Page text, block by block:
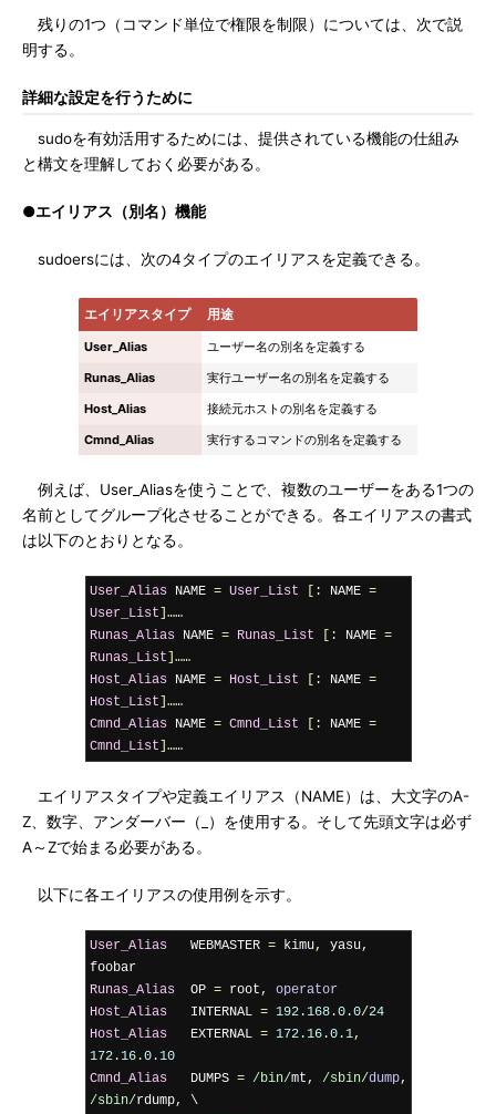
残りの1つ（コマンド単位で権限を制限）については、次で説
明する。
詳細な設定を行うために
sudoを有効活用するためには、提供されている機能の仕組み
と構文を理解しておく必要がある。
●エイリアス（別名）機能
sudoersには、次の4タイプのエイリアスを定義できる。
エイリアスタイプ 用途
User_Alias
ユーザー名の別名を定義する
Runas_Alias
実行ユーザー名の別名を定義する
Host_Alias
接続元ホストの別名を定義する
Cmnd_Alias
実行するコマンドの別名を定義する
例えば、User_Aliasを使うことで、複数のユーザーをある1つの
名前としてグループ化させることができる。各エイリアスの書式
は以下のとおりとなる。
User_Alias NAME = User_List [: NAME =
User_List ]……
Runas_Alias NAME = Runas_List [: NAME =
Runas_List ]……
Host_Alias NAME = Host_List [: NAME =
Host_List ]……
Cmnd_Alias NAME = Cmnd_List [: NAME =
Cmnd_List ]……
エイリアスタイプや定義エイリアス（NAME）は、大文字のA-
Z、数字、アンダーバー（_）を使用する。そして先頭文字は必ず
A～Zで始まる必要がある。
以下に各エイリアスの使用例を示す。
User_Alias
   WEBMASTER
= kimu, yasu,
foobar
Runas_Alias
  OP
= root,
operator
Host_Alias
   INTERNAL
= 192.168.0.0/24
Host_Alias
   EXTERNAL
= 172.16.0.1,
172.16.0.10
Cmnd_Alias
   DUMPS
= /bin/mt, /sbin/dump,
/sbin/rdump,
\